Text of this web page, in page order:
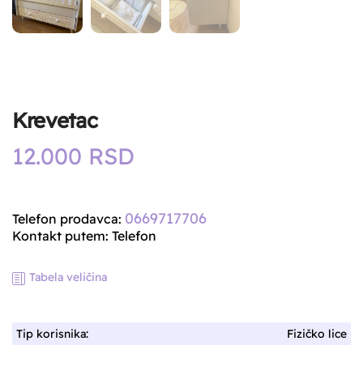
Krevetac
12.000 RSD
Telefon prodavca: 0669717706
Kontakt putem: Telefon
Tabela veličina
Tip korisnika: Fizičko lice